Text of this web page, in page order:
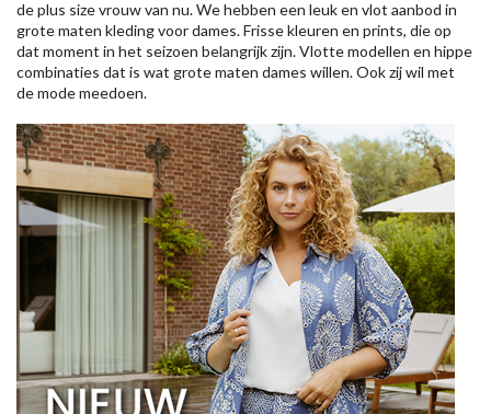
de plus size vrouw van nu. We hebben een leuk en vlot aanbod in
grote maten kleding voor dames. Frisse kleuren en prints, die op
dat moment in het seizoen belangrijk zijn. Vlotte modellen en hippe
combinaties dat is wat grote maten dames willen. Ook zij wil met
de mode meedoen.